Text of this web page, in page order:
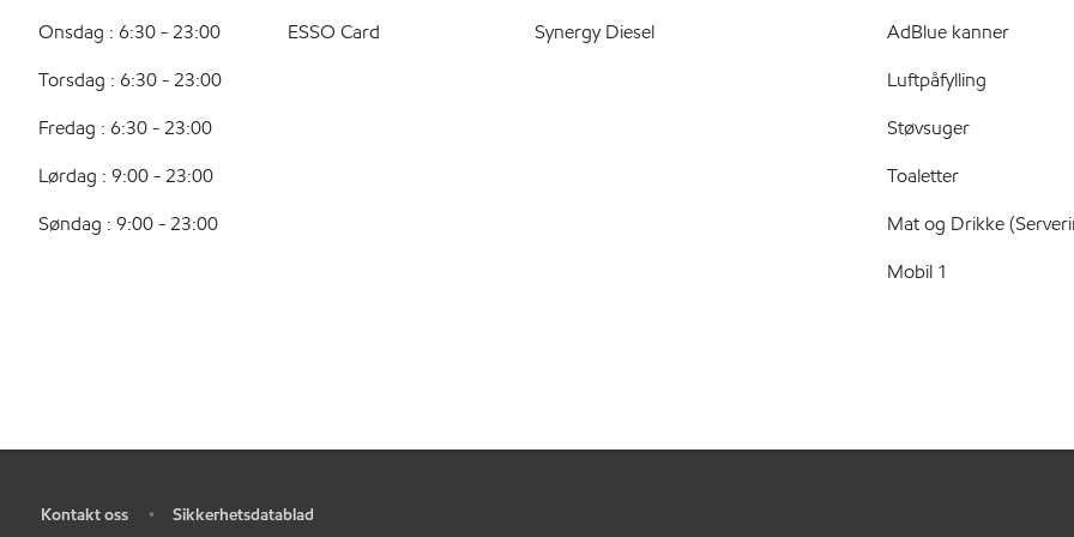
Onsdag : 6:30 - 23:00
Torsdag : 6:30 - 23:00
Fredag : 6:30 - 23:00
Lørdag : 9:00 - 23:00
Søndag : 9:00 - 23:00
ESSO Card Synergy Diesel
AdBlue kanner
Luftpåfylling
Støvsuger
Toaletter
Mat og Drikke
Mobil 1
Kontakt oss • Sikkerhetsdatablad